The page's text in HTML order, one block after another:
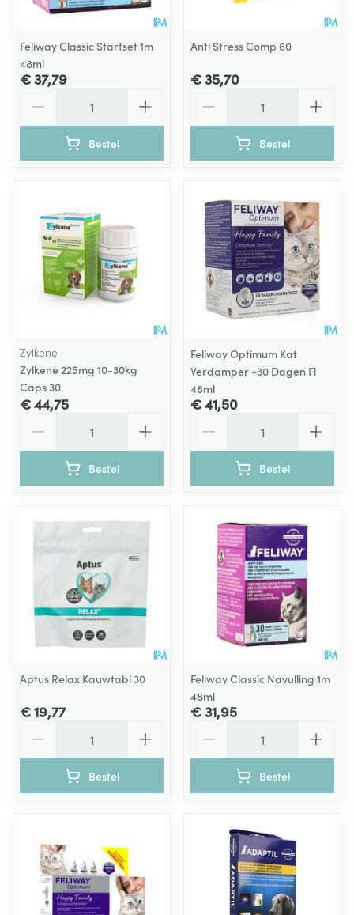
Feliway Classic Startset 1m
48ml
€ 37,79
Bestel
Anti Stress Comp 60
€ 35,70
Bestel
Zylkene
Zylkene 225mg 10-30kg
Caps 30
€ 44,75
Bestel
Feliway Optimum Kat
Verdamper +30 Dagen Fl
48ml
€ 41,50
Bestel
Aptus Relax Kauwtabl 30
€ 19,77
Bestel
Feliway Classic Navulling 1m
48ml
€ 31,95
Bestel